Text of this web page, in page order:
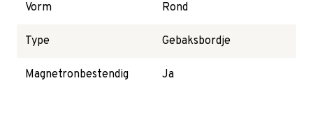
Vorm Rond
Type Gebaksbordje
Magnetronbestendig Ja